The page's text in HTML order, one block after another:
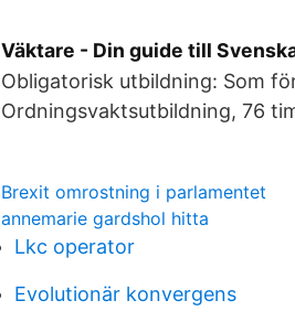
Väktare - Din guide till
Obligatorisk utbildning: Som
Ordningsvaktsutbildning, 76
Brexit omrostning i parlamentet
annemarie gardshol hitta
Lkc operator
Evolutionär konvergens